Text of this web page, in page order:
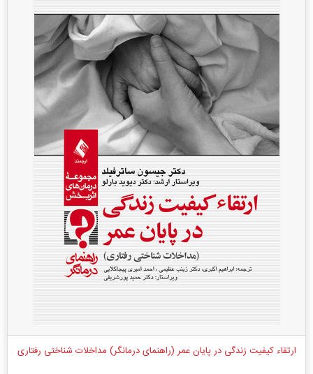
ارتقاء کیفیت زندگی در پایان عمر (راهنمای درمانگر) مداخلات شناختی رفتاری